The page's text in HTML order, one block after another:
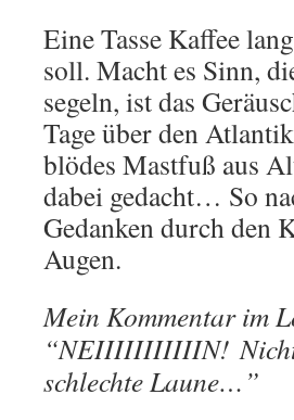
Eine Tasse Kaffee
soll. Macht es Sinn,
segeln, ist das
Tage über den
blödes Mastfuß aus
dabei gedacht… So
Gedanken durch den
Augen.
Mein Kommentar im
“NEIIIIIIIIIIIN!
schlechte Laune…”